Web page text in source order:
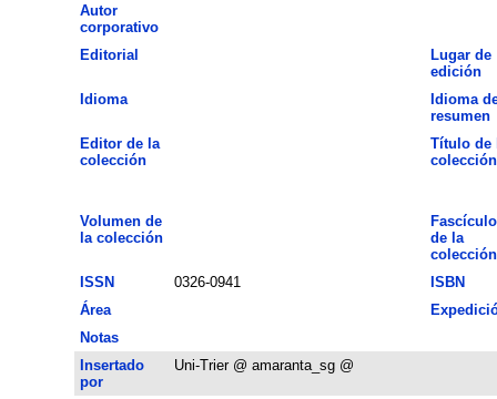
Autor
corporativo
Editorial
Lugar de
edición
Idioma
Idioma
resumen
Editor de la
colección
Título de
colección
Volumen de
la colección
Fascículo
de la
colección
ISSN
0326-0941
ISBN
Área
Notas
Insertado
por
Uni-Trier @ amaranta_sg @